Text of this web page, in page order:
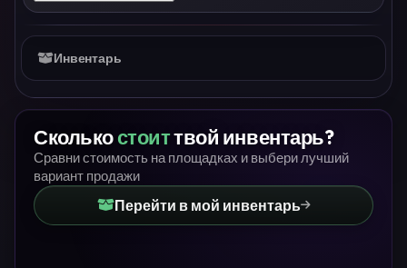
Инвентарь
Сколькостоиттвой инвентарь?
Сравни стоимость на площадках и выбери лучший
вариант продажи
Перейти в мой инвентарь